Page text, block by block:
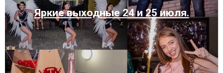
Яркие выходные 24 и 25 июля.